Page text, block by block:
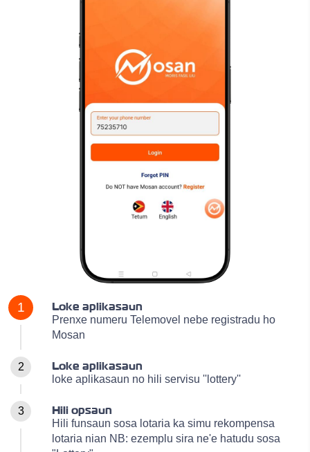
1 Loke aplikasaun
Prenxe numeru Telemovel nebe registradu ho
Mosan
2 Loke aplikasaun
loke aplikasaun no hili servisu ''lottery''
3 Hili opsaun
Hili funsaun sosa lotaria ka simu rekompensa
lotaria nian NB: ezemplu sira ne'e hatudu sosa